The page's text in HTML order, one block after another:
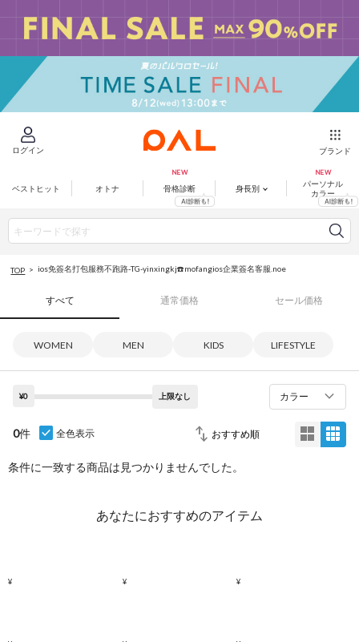
ログイン ブランド
ベストヒット オトナ 骨格診断 身長別
パーソナル
カラー
TOP ios免簽名打包服務不跑路-TG-yinxingkj☎️mofangios企業簽名客服.noe
すべて 通常価格 セール価格
WOMEN MEN KIDS LIFESTYLE
¥0 上限なし カラー
0件 全色表示
条件に一致する商品は見つかりませんでした。
あなたにおすすめのアイテム